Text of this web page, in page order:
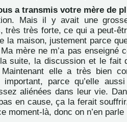
a transmis votre mère de
Mais il y avait une
très très forte, ce qui a peut-
la maison, justement parce
mère ne m’a pas enseigné
suite, la discussion et le fait
elle a très bien
important, parce qu’elle
aliénées dans leur vie.
en cause, ça la ferait
moment-là, donc on n’en parle